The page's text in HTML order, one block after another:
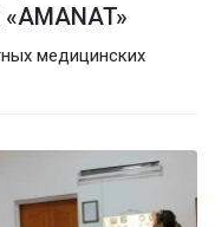
медицинских